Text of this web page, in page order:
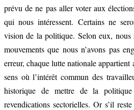
prévu de ne pas aller voter aux
qui nous intéressent. Certains ne
vision de la politique. Selon eux, nous
mouvements que nous n’avons pas
erreur, chaque lutte nationale
sens où l’intérêt commun des
historique de mettre de la
revendications sectorielles. Or s’il